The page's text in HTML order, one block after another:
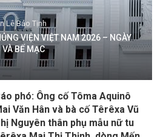
Lê Bảo Tịnh
VIỆN VIỆT NAM 2026 – NGÀY
VÀ BẾ MẠC
phó: Ông cố Tôma Aquinô
Văn Hân và bà cố Têrêxa Vũ
Nguyên thân phụ mẫu nữ tu